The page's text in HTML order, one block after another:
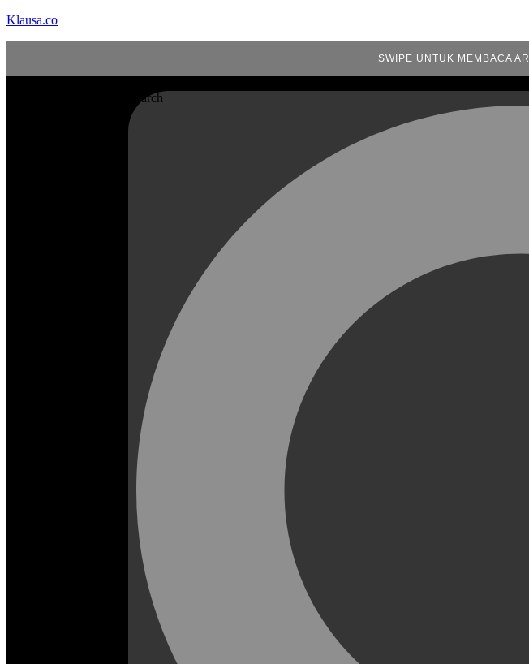
Klausa.co
SWIPE UNTUK MEMBACA
Search